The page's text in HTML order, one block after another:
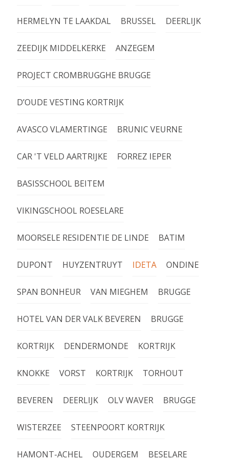
HERMELYN TE LAAKDAL BRUSSEL DEERLIJK
ZEEDIJK MIDDELKERKE ANZEGEM
PROJECT CROMBRUGGHE BRUGGE
D’OUDE VESTING KORTRIJK
AVASCO VLAMERTINGE BRUNIC VEURNE
CAR 'T VELD AARTRIJKE FORREZ IEPER
BASISSCHOOL BEITEM
VIKINGSCHOOL ROESELARE
MOORSELE RESIDENTIE DE LINDE BATIM
DUPONT HUYZENTRUYT IDETA ONDINE
SPAN BONHEUR VAN MIEGHEM BRUGGE
HOTEL VAN DER VALK BEVEREN BRUGGE
KORTRIJK DENDERMONDE KORTRIJK
KNOKKE VORST KORTRIJK TORHOUT
BEVEREN DEERLIJK OLV WAVER BRUGGE
WISTERZEE STEENPOORT KORTRIJK
HAMONT-ACHEL OUDERGEM BESELARE